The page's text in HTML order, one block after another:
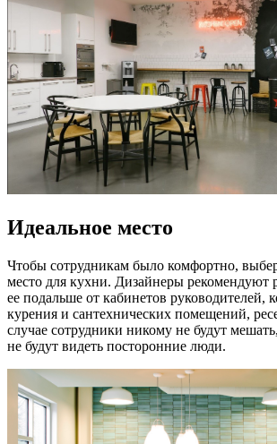
Идеальное место
Чтобы сотрудникам было комфортно,
место для кухни. Дизайнеры рекомендуют
ее подальше от кабинетов руководителей,
курения и сантехнических помещений,
случае сотрудники никому не будут
не будут видеть посторонние люди.